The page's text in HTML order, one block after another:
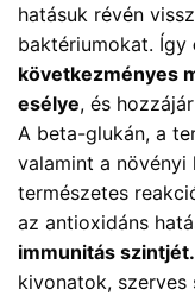
hatásuk révén
baktériumokat. Így
következményes
esélye, és
A beta-glukán, a
valamint a növényi
természetes
az antioxidáns
immunitás szintjét.
kivonatok, szerves